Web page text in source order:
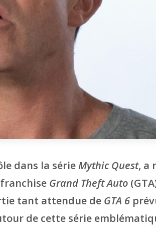
dans la sérieMythic Quest, a
Grand Theft Auto
tant attendue de GTA 6
de cette série